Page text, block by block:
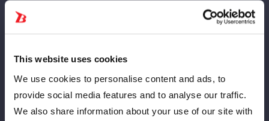
This website uses cookies
We use cookies to personalise content and ads, to
provide social media features and to analyse our traffic.
We also share information about your use of our site with
レディ・Cは痛恨の2敗目/7・25金沢速報
コラム5star